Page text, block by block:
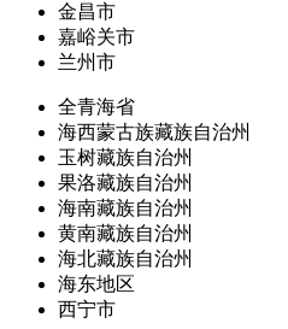
金昌市
嘉峪关市
兰州市
全青海省
海西蒙古族藏族自治州
玉树藏族自治州
果洛藏族自治州
海南藏族自治州
黄南藏族自治州
海北藏族自治州
海东地区
西宁市